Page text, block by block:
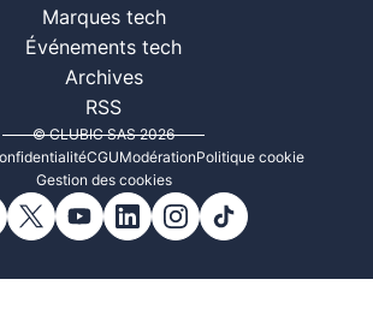
Marques tech
Événements tech
Archives
RSS
© CLUBIC SAS 2026
CGUModérationPolitique cookie
Gestion des cookies